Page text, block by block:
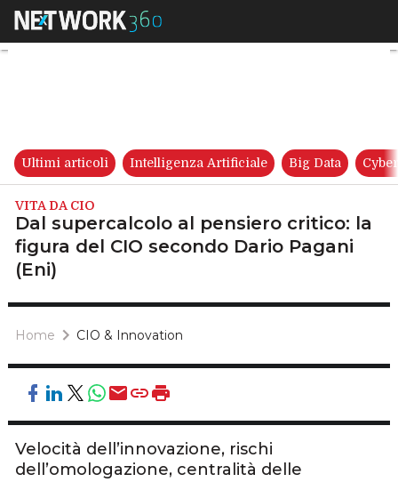
Dal supercalcolo al pensiero
Ultimi articoli Intelligenza Artificiale Big Data
VITA DA CIO
Dal supercalcolo al pensiero critico: la
figura del CIO secondo Dario Pagani
(Eni)
Home CIO & Innovation
Velocità dell’innovazione, rischi
dell’omologazione, centralità delle